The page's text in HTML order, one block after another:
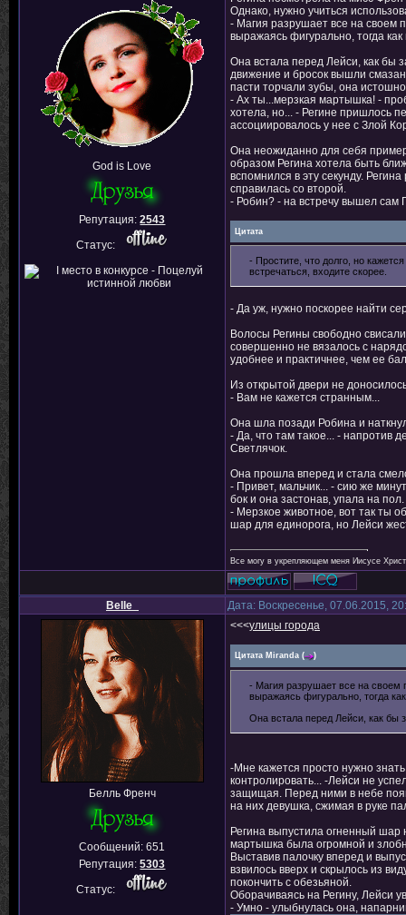
God is Love
Репутация:2543
Статус:
Однако, нужно учиться
- Магия разрушает все на своем
выражаясь фигурально, тогда
Она встала перед Лейси, как бы
движение и бросок вышли
пасти торчали зубы, она
- Ах ты...мерзкая мартышка! -
хотела, но... - Регине пришлось
ассоциировалось у нее с Злой
Она неожиданно для себя
образом Регина хотела быть
вспомнился в эту секунду.
справилась со второй.
- Робин? - на встречу вышел сам
Цитата
- Простите, что долго, но
встречаться, входите скорее.
- Да уж, нужно поскорее найти
Волосы Регины свободно
совершенно не вязалось с
удобнее и практичнее, чем ее
Из открытой двери не
- Вам не кажется странным...
Она шла позади Робина и
- Да, что там такое... - напротив
Светлячок.
Она прошла вперед и стала
- Привет, мальчик... - сию же
бок и она застонав, упала на пол.
- Мерзкое животное, вот так ты
шар для единорога, но Лейси
Все могу в укрепляющем меня Иисусе
Belle_ Дата: Воскресенье, 07.06.2015,
Белль Френч
Сообщений:651
Репутация:5303
Статус:
<<<улицы города
Цитата Miranda ( )
- Магия разрушает все на своем
выражаясь фигурально, тогда
Она встала перед Лейси, как бы
-Мне кажется просто нужно
контролировать... -Лейси не
защищая. Перед ними в небе
на них девушка, сжимая в руке
Регина выпустила огненный шар
мартышка была огромной и
Выставив палочку вперед и
взвилось вверх и скрылось из
покончить с обезьяной.
Оборачиваясь на Регину, Лейси
- Умно - улыбнулась она,